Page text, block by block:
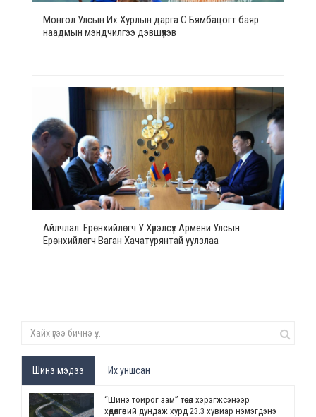
Монгол Улсын Их Хурлын дарга С.Бямбацогт баяр
наадмын мэндчилгээ дэвшүүлэв
Айлчлал: Ерөнхийлөгч У.Хүрэлсүх Армени Улсын
Ерөнхийлөгч Ваган Хачатурянтай уулзлаа
Шинэ мэдээ Их уншсан
“Шинэ тойрог зам” төсөл хэрэгжсэнээр
хөдөлгөөний дундаж хурд 23.3 хувиар нэмэгдэнэ